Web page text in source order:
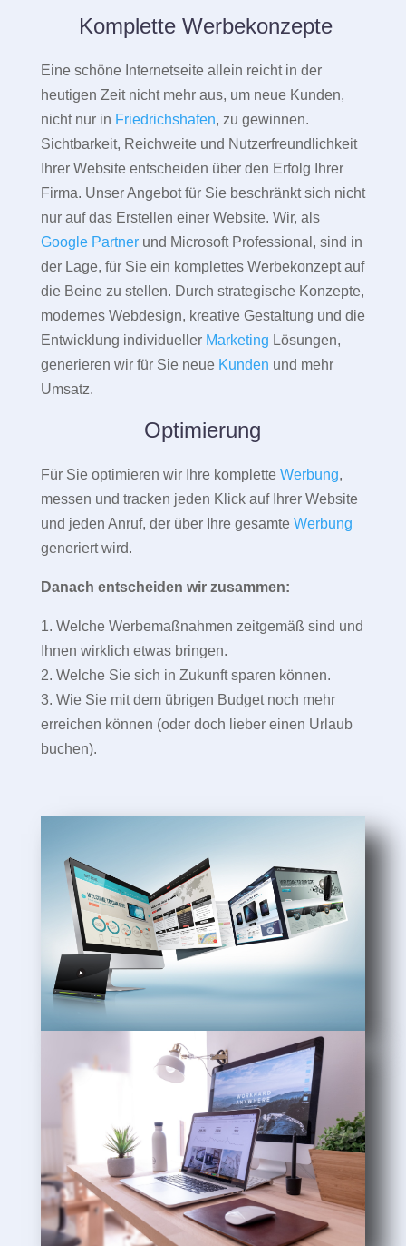
Komplette Werbekonzepte
Eine schöne Internetseite allein reicht in der
heutigen Zeit nicht mehr aus, um neue Kunden,
nicht nur in Friedrichshafen, zu gewinnen.
Sichtbarkeit, Reichweite und Nutzerfreundlichkeit
Ihrer Website entscheiden über den Erfolg Ihrer
Firma. Unser Angebot für Sie beschränkt sich nicht
nur auf das Erstellen einer Website. Wir, als
Google Partnerund Microsoft Professional, sind in
der Lage, für Sie ein komplettes Werbekonzept auf
die Beine zu stellen. Durch strategische Konzepte,
modernes Webdesign, kreative Gestaltung und die
Entwicklung individueller Marketing Lösungen,
generieren wir für Sie neue Kunden und mehr
Umsatz.
Optimierung
Für Sie optimieren wir Ihre komplette Werbung,
messen und tracken jeden Klick auf Ihrer Website
und jeden Anruf, der über Ihre gesamte Werbung
generiert wird.
Danach entscheiden wir zusammen:
1. Welche Werbemaßnahmen zeitgemäß sind und
Ihnen wirklich etwas bringen.
2. Welche Sie sich in Zukunft sparen können.
3. Wie Sie mit dem übrigen Budget noch mehr
erreichen können (oder doch lieber einen Urlaub
buchen).